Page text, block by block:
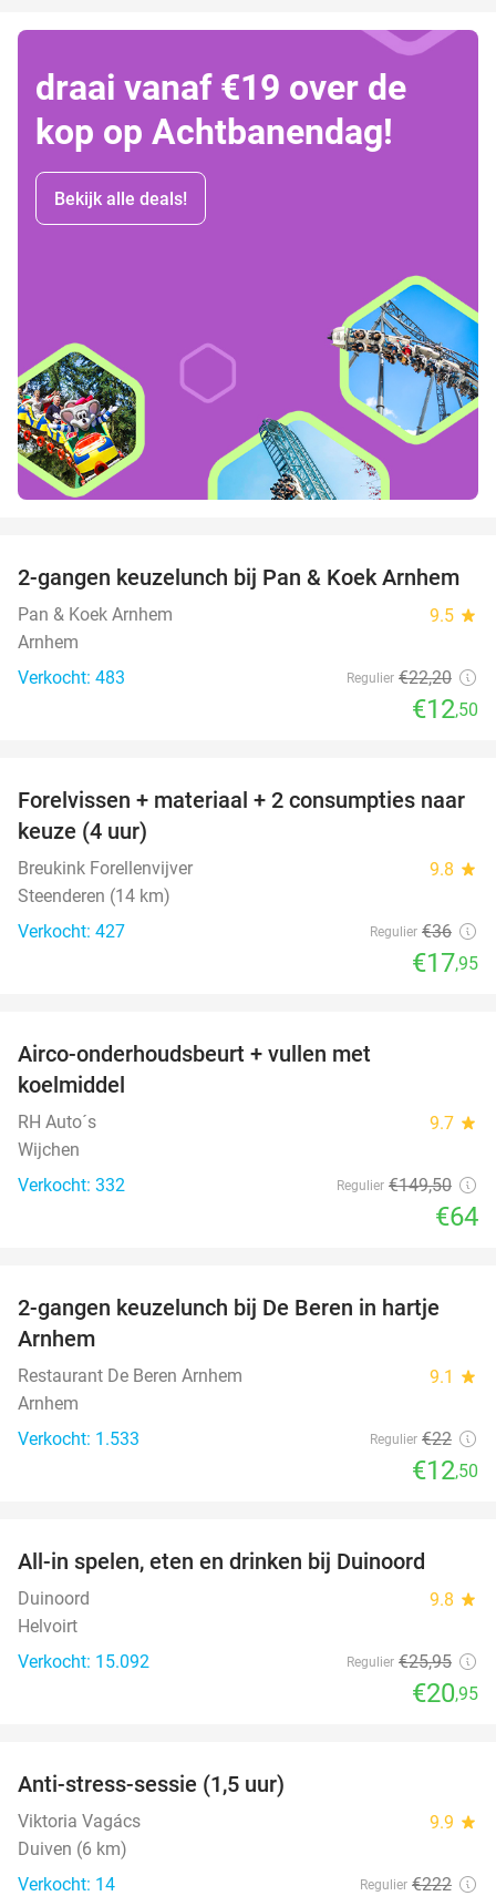
draai vanaf €19 over de
kop op Achtbanendag!
Bekijk alle deals!
44%
2-gangen keuzelunch bij Pan & Koek Arnhem
Pan & Koek Arnhem 9.5 star
Arnhem
Verkocht: 483
Regulier €22,20
€12,50
50%
Forelvissen + materiaal + 2 consumpties naar
keuze (4 uur)
Breukink Forellenvijver 9.8 star
Steenderen (14 km)
Verkocht: 427
Regulier €36
€17,95
Airco-onderhoudsbeurt + vullen met
koelmiddel
RH Auto´s 9.7 star
Wijchen
Verkocht: 332
Regulier €149,50
€64
43%
2-gangen keuzelunch bij De Beren in hartje
Arnhem
Restaurant De Beren Arnhem 9.1 star
Arnhem
Verkocht: 1.533
Regulier €22
€12,50
All-in spelen, eten en drinken bij Duinoord
Duinoord 9.8 star
Helvoirt
Verkocht: 15.092
Regulier €25,95
€20,95
Anti-stress-sessie (1,5 uur)
Viktoria Vagács 9.9 star
Duiven (6 km)
Verkocht: 14
Regulier €222